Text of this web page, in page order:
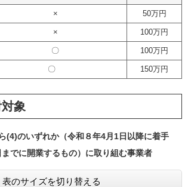
× 50万円
× 100万円
〇 100万円
〇 150万円
象
(4)のいずれか（令和８年4月1日以降に着手
でに開業するもの）に取り組む事業者
表のサイズを切り替える